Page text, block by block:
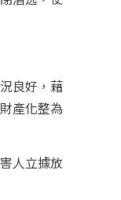
良好，藉
產化整為
人立據放